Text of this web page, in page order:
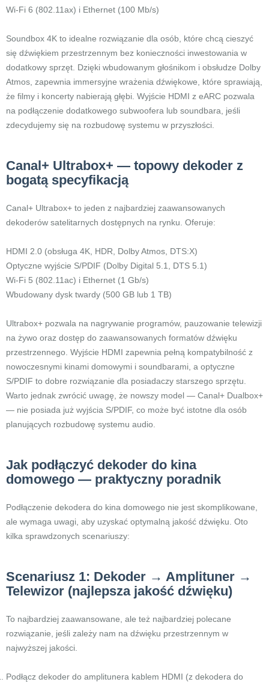
Wi-Fi 6 (802.11ax) i Ethernet (100 Mb/s)
Soundbox 4K to idealne rozwiązanie dla osób, które chcą cieszyć
się dźwiękiem przestrzennym bez konieczności inwestowania w
dodatkowy sprzęt. Dzięki wbudowanym głośnikom i obsłudze Dolby
Atmos, zapewnia immersyjne wrażenia dźwiękowe, które sprawiają,
że filmy i koncerty nabierają głębi. Wyjście HDMI z eARC pozwala
na podłączenie dodatkowego subwoofera lub soundbara, jeśli
zdecydujemy się na rozbudowę systemu w przyszłości.
Canal+ Ultrabox+ — topowy dekoder z
bogatą specyfikacją
Canal+ Ultrabox+ to jeden z najbardziej zaawansowanych
dekoderów satelitarnych dostępnych na rynku. Oferuje:
HDMI 2.0 (obsługa 4K, HDR, Dolby Atmos, DTS:X)
Optyczne wyjście S/PDIF (Dolby Digital 5.1, DTS 5.1)
Wi-Fi 5 (802.11ac) i Ethernet (1 Gb/s)
Wbudowany dysk twardy (500 GB lub 1 TB)
Ultrabox+ pozwala na nagrywanie programów, pauzowanie telewizji
na żywo oraz dostęp do zaawansowanych formatów dźwięku
przestrzennego. Wyjście HDMI zapewnia pełną kompatybilność z
nowoczesnymi kinami domowymi i soundbarami, a optyczne
S/PDIF to dobre rozwiązanie dla posiadaczy starszego sprzętu.
Warto jednak zwrócić uwagę, że nowszy model — Canal+ Dualbox+
— nie posiada już wyjścia S/PDIF, co może być istotne dla osób
planujących rozbudowę systemu audio.
Jak podłączyć dekoder do kina
domowego — praktyczny poradnik
Podłączenie dekodera do kina domowego nie jest skomplikowane,
ale wymaga uwagi, aby uzyskać optymalną jakość dźwięku. Oto
kilka sprawdzonych scenariuszy:
Scenariusz 1: Dekoder → Amplituner →
Telewizor (najlepsza jakość dźwięku)
To najbardziej zaawansowane, ale też najbardziej polecane
rozwiązanie, jeśli zależy nam na dźwięku przestrzennym w
najwyższej jakości.
Podłącz dekoder do amplitunera kablem HDMI (z dekodera do